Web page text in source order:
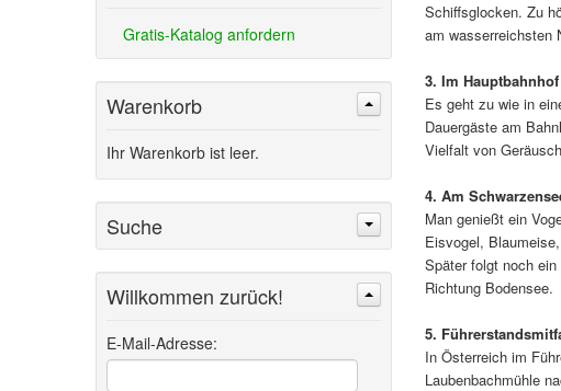
Schiffsglocken. Zu
am wasserreichsten
3. Im Hauptbahnhof
Es geht zu wie in
Dauergäste am
Vielfalt von
4. Am
Man genießt ein
Eisvogel,
Später folgt noch
Richtung Bodensee.
5.
In Österreich im
Laubenbachmühle
Gratis-Katalog anfordern
Warenkorb
Ihr Warenkorb ist leer.
Suche
Willkommen zurück!
E-Mail-Adresse: